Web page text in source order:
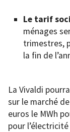
Le tarif
ménages
trimestres,
la fin de
La Vivaldi
sur le marché
euros le MWh
pour l’électricité